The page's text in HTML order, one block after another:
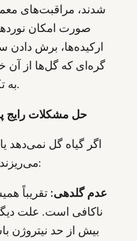
شدند، مراقبت‌های
صورت امکان
ارکیده‌ها، برش دادن
گره‌ای که گل‌ها از آن
به تکرار شکوفایی کمک کند.
حل مشکلات رایج
اگر گیاه گل نمی‌دهد
می‌ریزند، دلایل زیر محتمل است:
عدم گلدهی: تقریباً
ناکافی است. علت
بیش از حد نیتروژن